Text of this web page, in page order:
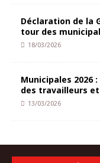
Déclaration de la
tour des
18/03/2026
Municipales 2026
des travailleurs
13/03/2026